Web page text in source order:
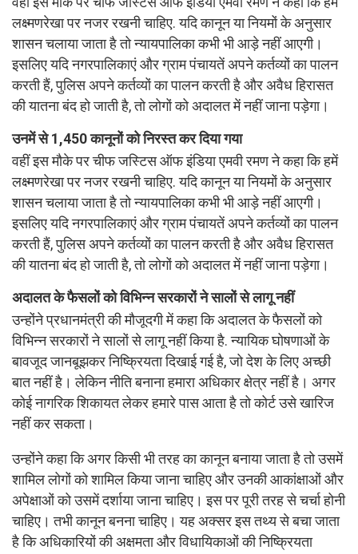
लक्ष्मणरेखा पर नजर रखनी चाहिए. यदि कानून या नियमों के अनुसार
शासन चलाया जाता है तो न्यायपालिका कभी भी आड़े नहीं आएगी।
इसलिए यदि नगरपालिकाएं और ग्राम पंचायतें अपने कर्तव्यों का पालन
करती हैं, पुलिस अपने कर्तव्यों का पालन करती है और अवैध हिरासत
की यातना बंद हो जाती है, तो लोगों को अदालत में नहीं जाना पड़ेगा।
उनमें से 1,450 कानूनों को निरस्त कर दिया गया
वहीं इस मौके पर चीफ जस्टिस ऑफ इंडिया एमवी रमण ने कहा कि हमें
लक्ष्मणरेखा पर नजर रखनी चाहिए. यदि कानून या नियमों के अनुसार
शासन चलाया जाता है तो न्यायपालिका कभी भी आड़े नहीं आएगी।
इसलिए यदि नगरपालिकाएं और ग्राम पंचायतें अपने कर्तव्यों का पालन
करती हैं, पुलिस अपने कर्तव्यों का पालन करती है और अवैध हिरासत
की यातना बंद हो जाती है, तो लोगों को अदालत में नहीं जाना पड़ेगा।
अदालत के फैसलों को विभिन्न सरकारों ने सालों से लागू नहीं
उन्होंने प्रधानमंत्री की मौजूदगी में कहा कि अदालत के फैसलों को
विभिन्न सरकारों ने सालों से लागू नहीं किया है. न्यायिक घोषणाओं के
बावजूद जानबूझकर निष्क्रियता दिखाई गई है, जो देश के लिए अच्छी
बात नहीं है। लेकिन नीति बनाना हमारा अधिकार क्षेत्र नहीं है। अगर
कोई नागरिक शिकायत लेकर हमारे पास आता है तो कोर्ट उसे खारिज
नहीं कर सकता।
उन्होंने कहा कि अगर किसी भी तरह का कानून बनाया जाता है तो उसमें
शामिल लोगों को शामिल किया जाना चाहिए और उनकी आकांक्षाओं और
अपेक्षाओं को उसमें दर्शाया जाना चाहिए। इस पर पूरी तरह से चर्चा होनी
चाहिए। तभी कानून बनना चाहिए। यह अक्सर इस तथ्य से बचा जाता
है कि अधिकारियों की अक्षमता और विधायिकाओं की निष्क्रियता